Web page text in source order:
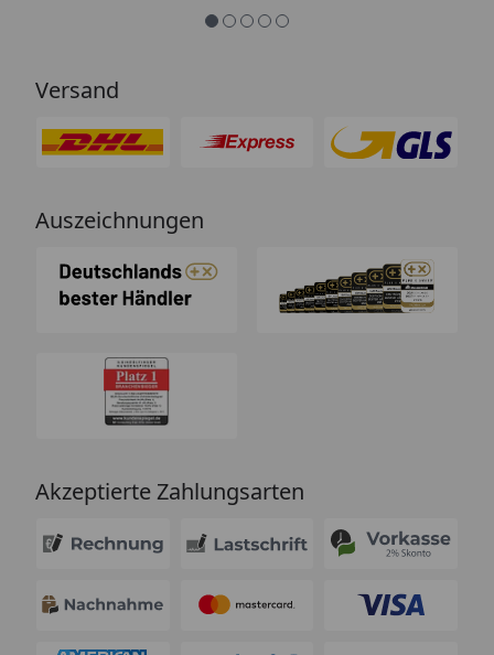
Versand
Auszeichnungen
Akzeptierte Zahlungsarten